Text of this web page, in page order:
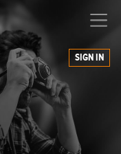
SIGN IN